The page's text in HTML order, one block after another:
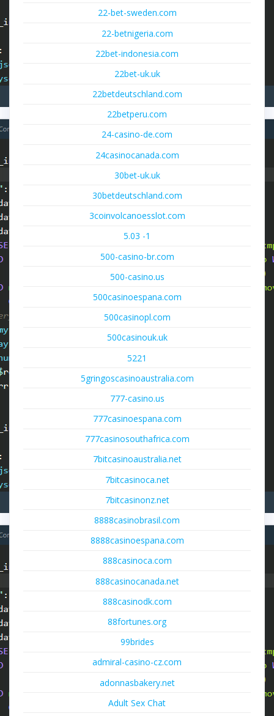
22-bet-sweden.com
22-betnigeria.com
22bet-indonesia.com
22bet-uk.uk
22betdeutschland.com
22betperu.com
24-casino-de.com
24casinocanada.com
30bet-uk.uk
30betdeutschland.com
3coinvolcanoesslot.com
5.03 -1
500-casino-br.com
500-casino.us
500casinoespana.com
500casinopl.com
500casinouk.uk
5221
5gringoscasinoaustralia.com
777-casino.us
777casinoespana.com
777casinosouthafrica.com
7bitcasinoaustralia.net
7bitcasinoca.net
7bitcasinonz.net
8888casinobrasil.com
8888casinoespana.com
888casinoca.com
888casinocanada.net
888casinodk.com
88fortunes.org
99brides
admiral-casino-cz.com
adonnasbakery.net
Adult Sex Chat